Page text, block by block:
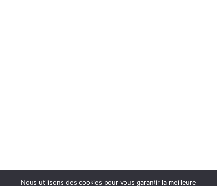
Nous utilisons des cookies pour vous garantir la meilleure